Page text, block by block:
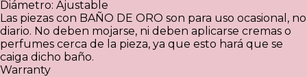
Diámetro: Ajustable
Las piezas con BAÑO DE ORO son para uso ocasional, no
diario. No deben mojarse, ni deben aplicarse cremas o
perfumes cerca de la pieza, ya que esto hará que se
caiga dicho baño.
Warranty